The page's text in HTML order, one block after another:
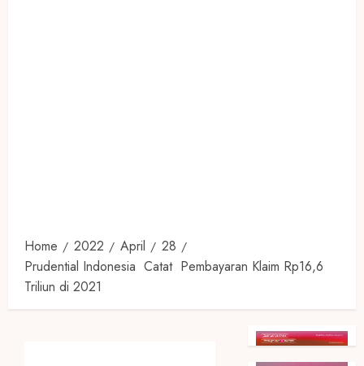
Home 2022 April
28
Prudential Indonesia Catat Pembayaran Klaim Rp16,6
Triliun di 2021